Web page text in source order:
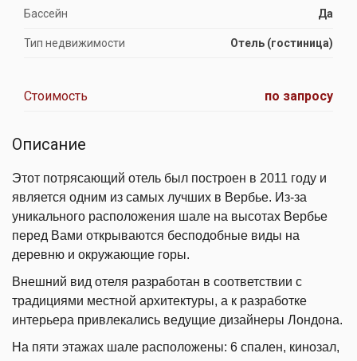
Бассейн Да
Тип недвижимости Отель (гостиница)
Стоимость по запросу
Описание
Этот потрясающий отель был построен в 2011 году и
является одним из самых лучших в Вербье. Из-за
уникального расположения шале на высотах Вербье
перед Вами открываются бесподобные виды на
деревню и окружающие горы.
Внешний вид отеля разработан в соответствии с
традициями местной архитектуры, а к разработке
интерьера привлекались ведущие дизайнеры Лондона.
На пяти этажах шале расположены: 6 спален, кинозал,